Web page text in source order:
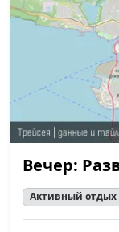
Вечер:
Активный отдых